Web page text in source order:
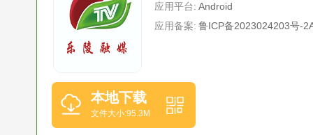
应用平台: Android
应用备案: 鲁ICP备2023024203号-
本地下载
文件大小:95.3M